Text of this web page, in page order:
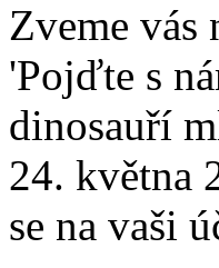
Zveme vás
'Pojďte s
dinosauří
24. května
se na vaši